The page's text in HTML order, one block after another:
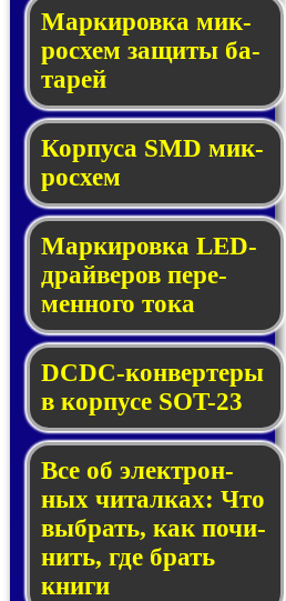
Мар­ки­ров­ка мик­
ро­схем за­щи­ты ба­
та­рей
Корпуса SMD мик­
ро­схем
Маркировка LED-
драй­ве­ров пе­ре­
мен­но­го то­ка
DCDC-кон­вер­те­ры
в кор­пу­се SOT-23
Все об элек­трон­
ных чи­тал­ках: Что
выб­рать, как по­чи­
нить, где брать
кни­ги